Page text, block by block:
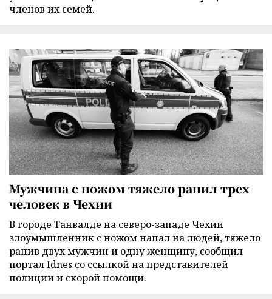
членов их семей.
Мужчина с ножом тяжело ранил трех
человек в Чехии
В городе Танвалде на северо-западе Чехии
злоумышленник с ножом напал на людей, тяжело
ранив двух мужчин и одну женщину, сообщил
портал Idnes со ссылкой на представителей
полиции и скорой помощи.